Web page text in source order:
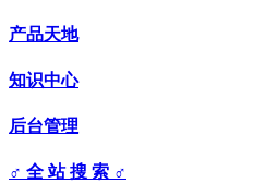
产品天地
知识中心
后台管理
♂ 全 站 搜 索 ♂